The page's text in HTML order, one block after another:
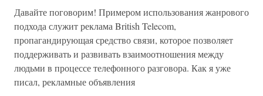
Давайте поговорим! Примером использования жанрового
подхода служит реклама British Telecom,
пропагандирующая средство связи, которое позволяет
поддерживать и развивать взаимоотношения между
людьми в процессе телефонного разговора. Как я уже
писал, рекламные объявления